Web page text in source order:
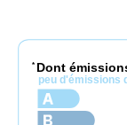
* Dont
peu d'émissions